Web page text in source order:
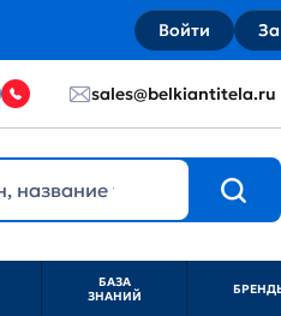
Войти
sales@belkiantitela.ru
БАЗА
ЗНАНИЙ